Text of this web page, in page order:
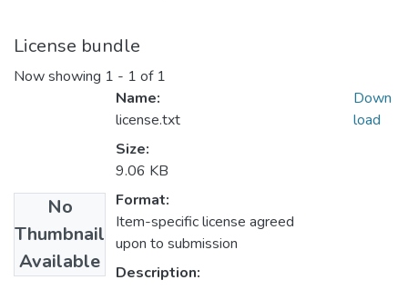
License bundle
Now showing 1 - 1 of 1
No
Thumbnail
Available
Name:
license.txt
Size:
9.06 KB
Format:
Item-specific license agreed
upon to submission
Description:
Down
load